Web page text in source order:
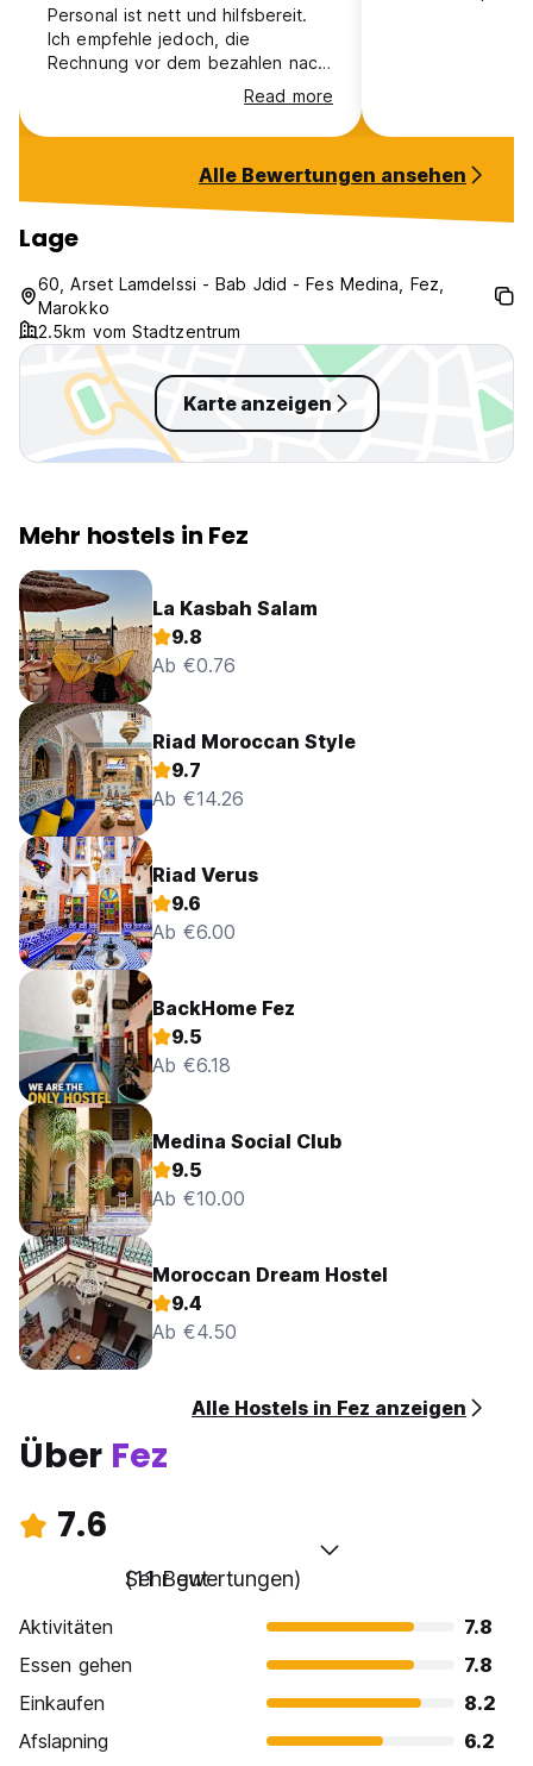
Personal ist nett und hilfsbereit.
Ich empfehle jedoch, die
Rechnung vor dem bezahlen nach
Fehlern zu prüfen. Die funky
walking tour ist eine tolle
Möglichkeit, die Stadt genauer
jedoch, nichts bei den jeweiligen
Orten zu kaufen. Es gibt billigere
und bessere Orte.
Read more
Alle Bewertungen ansehen
Lage
60, Arset Lamdelssi - Bab Jdid - Fes Medina, Fez,
Marokko
2.5km vom Stadtzentrum
Karte anzeigen
Mehr hostels in Fez
La Kasbah Salam
9.8
Ab €0.76
Riad Moroccan Style
9.7
Ab €14.26
Riad Verus
9.6
Ab €6.00
BackHome Fez
9.5
Ab €6.18
Medina Social Club
9.5
Ab €10.00
Moroccan Dream Hostel
9.4
Ab €4.50
Alle Hostels in Fez anzeigen
Über Fez
7.6
Sehr gut
(11 Bewertungen)
Aktivitäten
7.8
Essen gehen
7.8
Einkaufen
8.2
Afslapning
6.2